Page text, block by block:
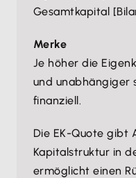
Gesamtkapital
Merke
Je höher die
und unabhängiger
finanziell.
Die EK-Quote gibt
Kapitalstruktur in
ermöglicht einen